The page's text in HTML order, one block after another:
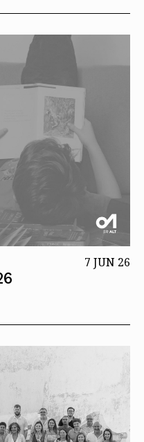
7 JUN 26